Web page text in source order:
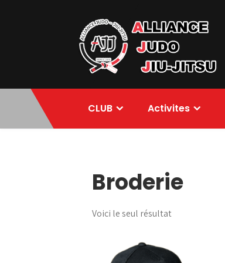
Alliance Judo
Jiu-jitsu
CLUB Activites
Broderie
Voici le seul résultat